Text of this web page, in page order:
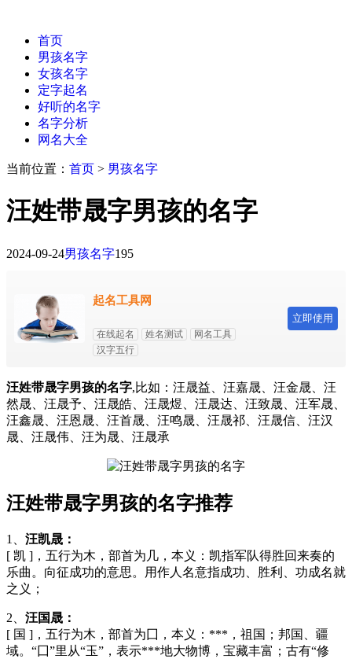
首页
男孩名字
女孩名字
定字起名
好听的名字
名字分析
网名大全
当前位置： 首页 > 男孩名字
汪姓带晟字男孩的名字
2024-09-24男孩名字195
起名工具网
在线起名 姓名测试
网名工具
汉字五行
立即使用
汪姓带晟字男孩的名字,比如：汪晟益、汪嘉晟、汪金晟、汪
然晟、汪晟予、汪晟皓、汪晟煜、汪晟达、汪致晟、汪军晟、
汪鑫晟、汪恩晟、汪首晟、汪鸣晟、汪晟祁、汪晟信、汪汉
晟、汪晟伟、汪为晟、汪晟承
汪姓带晟字男孩的名字推荐
1、 汪凯晟：
[ 凯 ]，五行为木，部首为几，本义：凯指军队得胜回来奏的
乐曲。向征成功的意思。用作人名意指成功、胜利、功成名就
之义；
2、 汪国晟：
[ 国 ]，五行为木，部首为囗，本义：***，祖国；邦国、疆
域。“囗”里从“玉”，表示***地大物博，宝藏丰富；古有“修